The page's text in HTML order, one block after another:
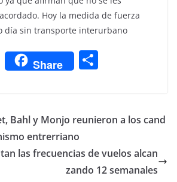
Hoy la medida de fuerza
día sin transporte interurbano
W
h
s
A
p
Share
p
tir
Bahl y Monjo reunieron a los cand
entrerriano
las frecuencias de vuelos alcan
zando 12 semanales